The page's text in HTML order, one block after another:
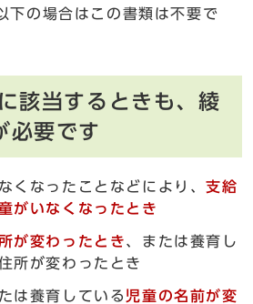
下の場合はこの書類は不要で
該当するときも、綾
必要です
くなったことなどにより、支給
がいなくなったとき
が変わったとき、または養育し
所が変わったとき
は養育している 児童の名前が変